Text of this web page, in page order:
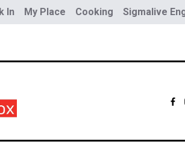
In My Place Cooking Sigmalive